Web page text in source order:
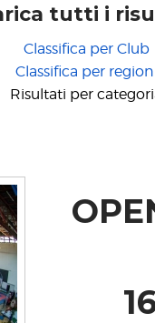
tutti i
Classifica per Club
Classifica per
Risultati per